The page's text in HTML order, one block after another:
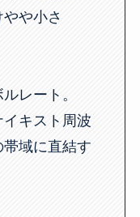
や小さ
レート。
キスト周波
域に直結す